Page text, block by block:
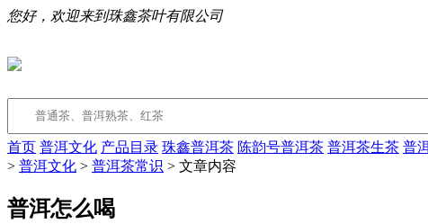
您好，欢迎来到珠鑫茶叶有限公司
首页 普洱文化 产品目录 珠鑫普洱茶 陈韵号普洱茶 普洱茶生茶 普
> 普洱文化 > 普洱茶常识 > 文章内容
普洱怎么喝